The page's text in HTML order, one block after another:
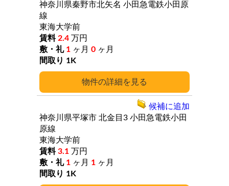
詳細
神奈川県秦野市北矢名 小田急電鉄小田原
線
東海大学前
2.4 万円
1 ヶ月 0 ヶ月
1K
神奈川県平塚市 北金目3 小田急電鉄小田
原線
東海大学前
3.1 万円
1 ヶ月 1 ヶ月
1K
候補に追加